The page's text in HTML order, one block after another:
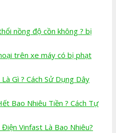
nồng độ cồn không ? bị
trên xe máy có bị phạt
Gì ? Cách Sử Dụng Dây
Bao Nhiêu Tiền ? Cách Tự
Vinfast Là Bao Nhiêu?